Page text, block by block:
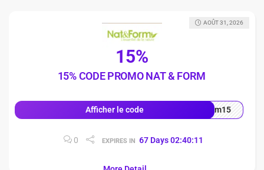
15%
15% CODE PROMO NAT & FORM
AOÛT 31, 2026
Afficher le code rm15
0 EXPIRES IN 67 Days02:40:10